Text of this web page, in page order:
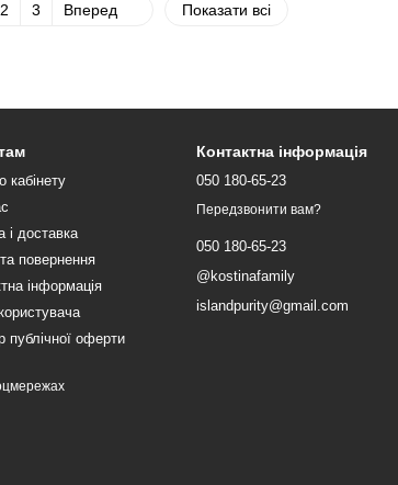
2 3 Вперед Показати всі
кабінету
і доставка
повернення
інформація
публічної оферти
Контактна інформація
050 180-65-23
Передзвонити вам?
050 180-65-23
@kostinafamily
islandpurity@gmail.com